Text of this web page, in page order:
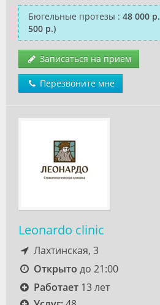
Бюгельные протезы : 48 000 р.
500 р.)
Записаться на прием
Перезвоните мне
Leonardo clinic
Лахтинская, 3
Открыто до 21:00
Работает13 лет